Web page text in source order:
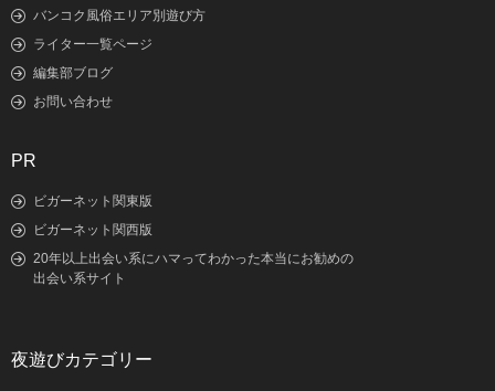
バンコク風俗エリア別遊び方
ライター一覧ページ
編集部ブログ
お問い合わせ
PR
ビガーネット関東版
ビガーネット関西版
20年以上出会い系にハマってわかった本当にお勧めの
出会い系サイト
夜遊びカテゴリー